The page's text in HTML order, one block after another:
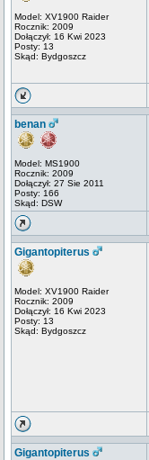
Model: XV1900 Raider
Rocznik: 2009
Dołączył: 16 Kwi 2023
Posty: 13
Skąd: Bydgoszcz
benan
Model: MS1900
Rocznik: 2009
Dołączył: 27 Sie 2011
Posty: 166
Skąd: DSW
Gigantopiterus
Model: XV1900 Raider
Rocznik: 2009
Dołączył: 16 Kwi 2023
Posty: 13
Skąd: Bydgoszcz
Gigantopiterus